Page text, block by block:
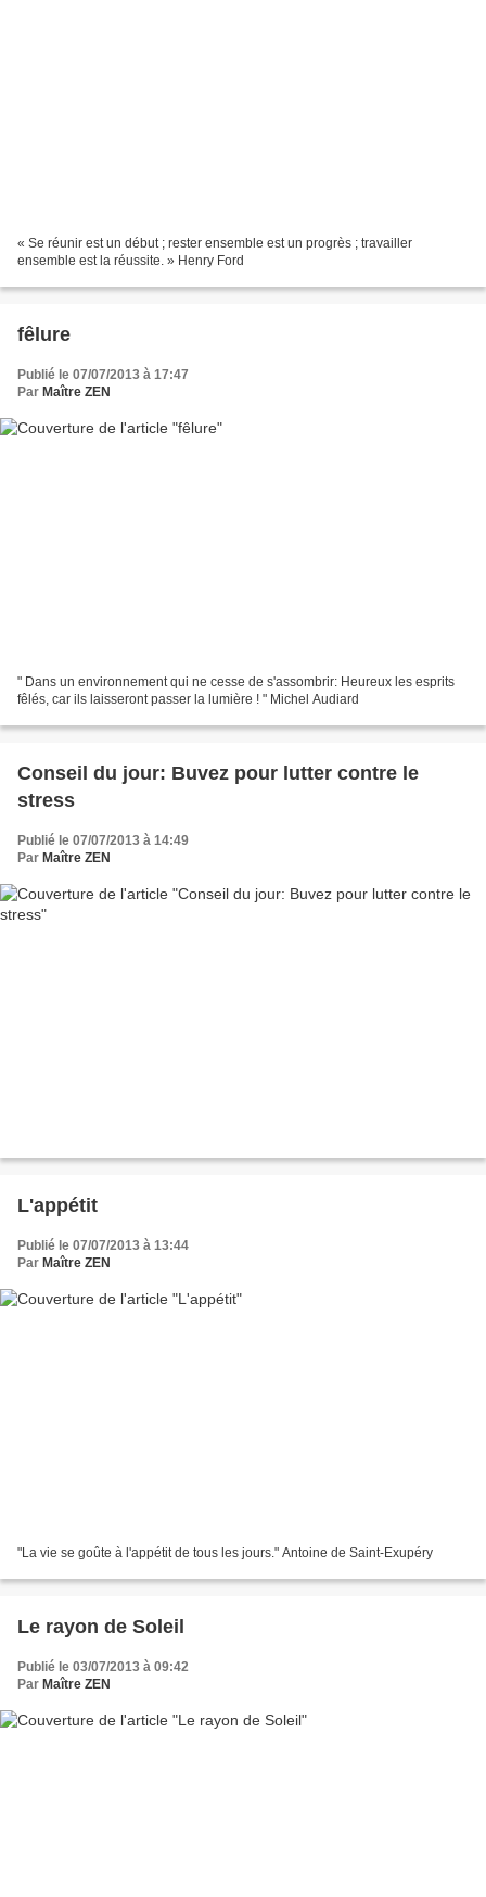
« Se réunir est un début ; rester ensemble est un progrès ; travailler
ensemble est la réussite. » Henry Ford
fêlure
Publié le 07/07/2013 à 17:47
Par Maître ZEN
" Dans un environnement qui ne cesse de s'assombrir: Heureux les esprits
fêlés, car ils laisseront passer la lumière ! " Michel Audiard
Conseil du jour: Buvez pour lutter contre le
stress
Publié le 07/07/2013 à 14:49
Par Maître ZEN
L'appétit
Publié le 07/07/2013 à 13:44
Par Maître ZEN
"La vie se goûte à l'appétit de tous les jours." Antoine de Saint-Exupéry
Le rayon de Soleil
Publié le 03/07/2013 à 09:42
Par Maître ZEN